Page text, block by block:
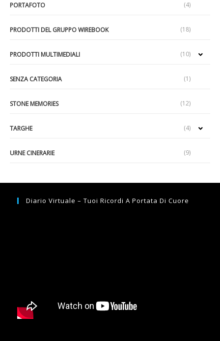
PORTAFOTO (4)
PRODOTTI DEL GRUPPO WIREBOOK (18)
PRODOTTI MULTIMEDIALI (10)
SENZA CATEGORIA (1)
STONE MEMORIES (12)
TARGHE (4)
URNE CINERARIE (9)
Diario Virtuale – Tuoi Ricordi A Portata Di Cuore